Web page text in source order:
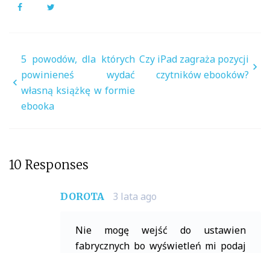
Facebook
Nawigacja
wpisu
5 powodów, dla których
powinieneś wydać
własną książkę w formie
ebooka
Czy iPad zagraża pozycji
czytników ebooków?
10 Responses
DOROTA 3 lata ago
Nie mogę wejść do ustawien
fabrycznych bo wyświetleń mi podaj